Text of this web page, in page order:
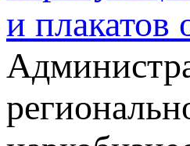
и плакатов